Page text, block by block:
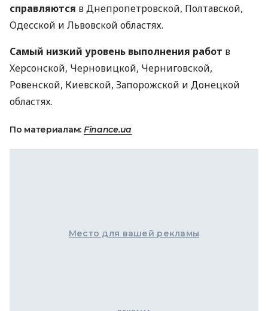
справляются в Днепропетровской, Полтавской,
Одесской и Львовской областях.
Самый низкий уровень выполнения работ в
Херсонской, Черновицкой, Черниговской,
Ровенской, Киевской, Запорожской и Донецкой
областях.
По материалам: Finance.ua
Место для вашей рекламы